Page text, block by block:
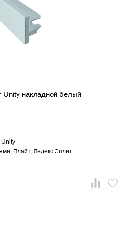
Unity накладной белый
Unity
, Плайт, Яндекс.Сплит